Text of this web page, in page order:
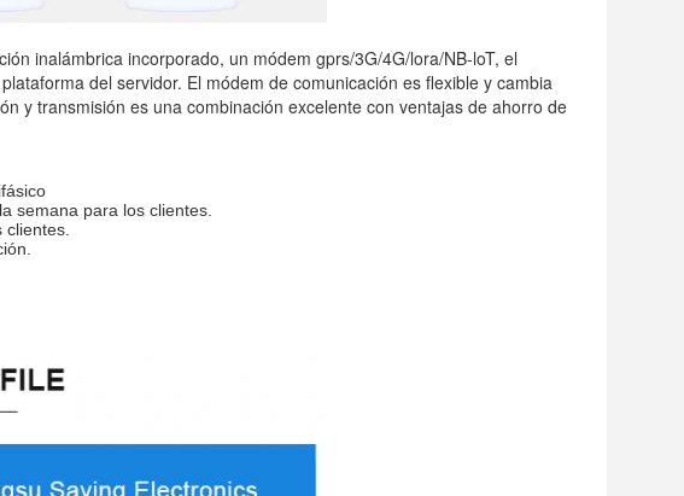
inalámbrica incorporado, un módem gprs/3G/4G/lora/NB-loT, el
del servidor. El módem de comunicación es flexible y cambia
y transmisión es una combinación excelente con ventajas de ahorro de
semana para los clientes.